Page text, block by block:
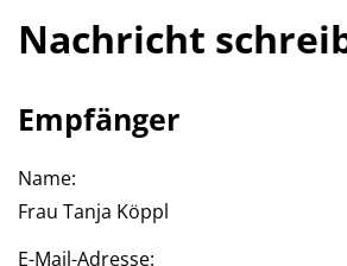
Nachricht
Empfänger
Name:
Frau Tanja Köppl
E-Mail-Adresse: